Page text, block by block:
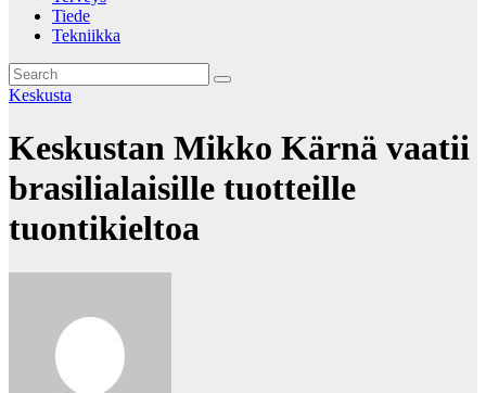
Tiede
Tekniikka
Keskusta
Keskustan Mikko Kärnä vaatii
brasilialaisille tuotteille
tuontikieltoa